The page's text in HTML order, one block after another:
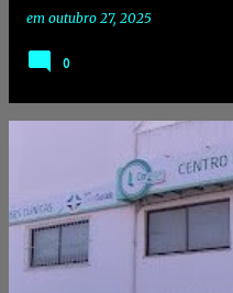
em outubro 27, 2025
0